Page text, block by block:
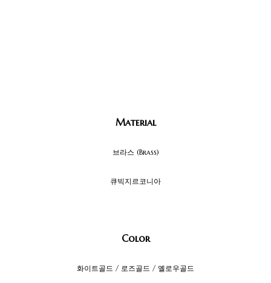
Material
브라스 (Brass)
큐빅지르코니아
Color
화이트골드 / 로즈골드 / 옐로우골드